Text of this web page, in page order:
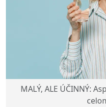
MALÝ, ALE ÚČINNÝ: